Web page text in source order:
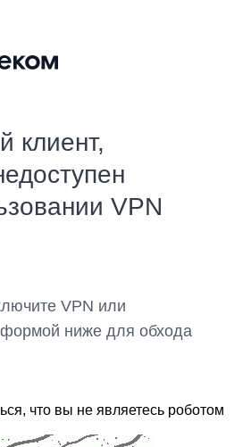
клиент,
VPN
VPN или
формой ниже для обхода
что вы не являетесь роботом